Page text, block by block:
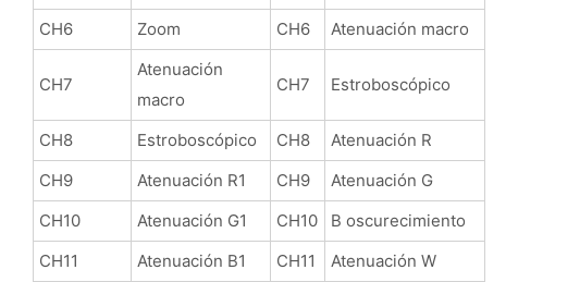
CH6 Zoom CH6 Atenuación macro
CH7
Atenuación
macro
CH7 Estroboscópico
CH8 Estroboscópico CH8
Atenuación R
CH9
Atenuación R1 CH9
Atenuación G
CH10
Atenuación G1 CH10
B oscurecimiento
CH11
Atenuación B1 CH11
Atenuación W